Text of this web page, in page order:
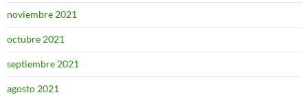
noviembre 2021
octubre 2021
septiembre 2021
agosto 2021